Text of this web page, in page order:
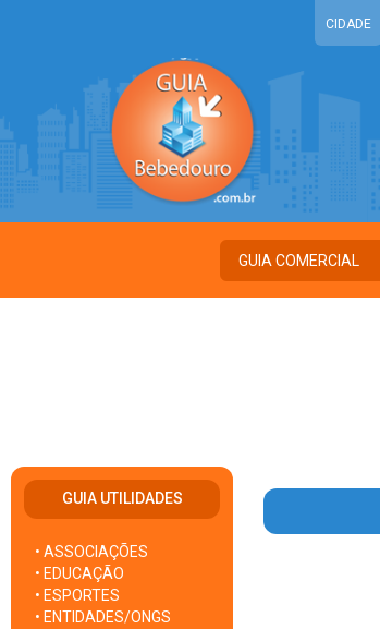
CIDADE
GUIA UTILIDADES
• ASSOCIAÇÕES
• EDUCAÇÃO
• ESPORTES
• ENTIDADES/ONGS